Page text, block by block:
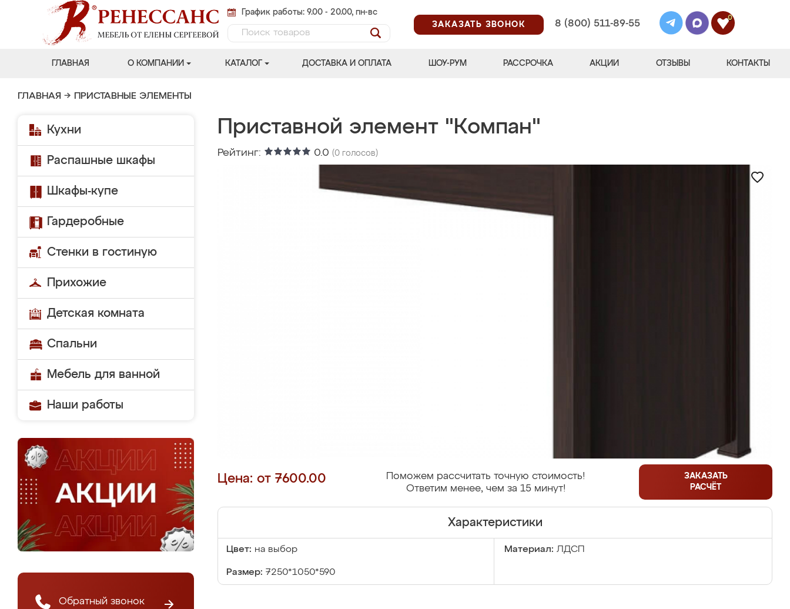
График работы: 9.00 - 20.00, пн-вс
ЗАКАЗАТЬ ЗВОНОК
8 (800) 511-89-55
0
ГЛАВНАЯ О КОМПАНИИ КАТАЛОГ ДОСТАВКА И ОПЛАТА ШОУ-РУМ РАССРОЧКА АКЦИИ ОТЗЫВЫ КОНТАКТЫ
ГЛАВНАЯ → ПРИСТАВНЫЕ ЭЛЕМЕНТЫ
Кухни
Распашные шкафы
Шкафы-купе
Гардеробные
Стенки в гостиную
Прихожие
Детская комната
Спальни
Мебель для ванной
Наши работы
Обратный звонок
Приставной элемент "Компан"
Рейтинг: 0.0 (0 голосов)
Цена: от 7600.00
Поможем рассчитать точную стоимость!
Ответим менее, чем за 15 минут!
ЗАКАЗАТЬ
РАСЧЁТ
Характеристики
Цвет: на выбор Материал: ЛДСП
Размер: 7250*1050*590